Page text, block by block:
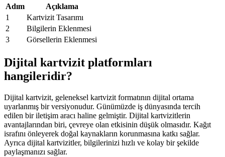
Adım
Açıklama
1
Kartvizit Tasarımı
2
Bilgilerin Eklenmesi
3
Görsellerin Eklenmesi
Dijital kartvizit platformları
hangileridir?
Dijital kartvizit, geleneksel kartvizit formatının dijital ortama
uyarlanmış bir versiyonudur. Günümüzde iş dünyasında tercih
edilen bir iletişim aracı haline gelmiştir. Dijital kartvizitlerin
avantajlarından biri, çevreye olan etkisinin düşük olmasıdır. Kağıt
israfını önleyerek doğal kaynakların korunmasına katkı sağlar.
Ayrıca dijital kartvizitler, bilgilerinizi hızlı ve kolay bir şekilde
paylaşmanızı sağlar.